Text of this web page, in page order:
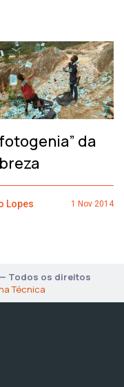
da
Lopes 1 Nov 2014
Todos os direitos
Técnica